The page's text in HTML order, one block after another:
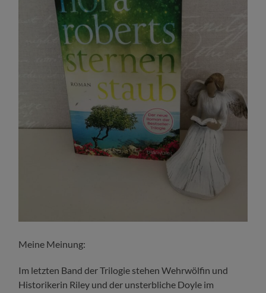
Meine Meinung:
Im letzten Band der Trilogie stehen Wehrwölfin und
Historikerin Riley und der unsterbliche Doyle im